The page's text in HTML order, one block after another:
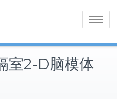
Toggle
2-D脑模体